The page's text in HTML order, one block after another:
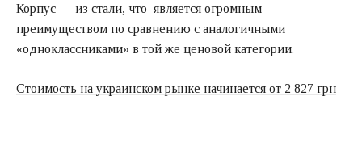
Корпус — из стали, что является огромным
преимуществом по сравнению с аналогичными
«одноклассниками» в той же ценовой категории.
Стоимость на украинском рынке начинается от 2 827 грн